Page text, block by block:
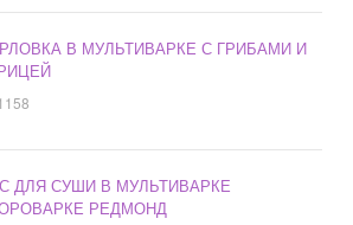
В МУЛЬТИВАРКЕ С ГРИБАМИ И
ДЛЯ СУШИ В МУЛЬТИВАРКЕ
РЕДМОНД